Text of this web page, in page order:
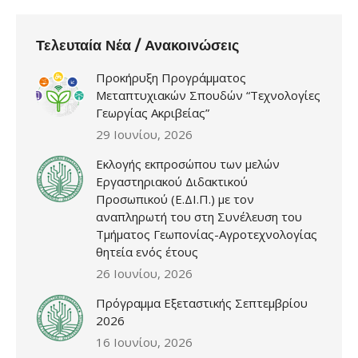
Τελευταία Νέα / Ανακοινώσεις
Προκήρυξη Προγράμματος
Μεταπτυχιακών Σπουδών “Τεχνολογίες
Γεωργίας Ακριβείας”
29 Ιουνίου, 2026
Εκλογής εκπροσώπου των μελών
Εργαστηριακού Διδακτικού
Προσωπικού (Ε.ΔΙ.Π.) με τον
αναπληρωτή του στη Συνέλευση του
Τμήματος Γεωπονίας-Αγροτεχνολογίας
θητεία ενός έτους
26 Ιουνίου, 2026
Πρόγραμμα Εξεταστικής Σεπτεμβρίου
2026
16 Ιουνίου, 2026